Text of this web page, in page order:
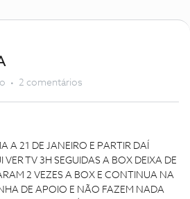
2 comentários
A 21 DE JANEIRO E PARTIR DAÍ
TV 3H SEGUIDAS A BOX DEIXA DE
2 VEZES A BOX E CONTINUA NA
DE APOIO E NÃO FAZEM NADA